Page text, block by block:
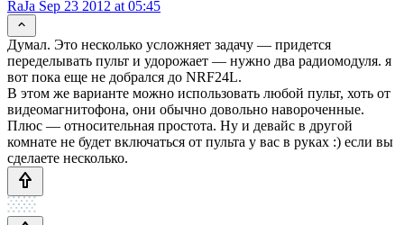
RaJa Sep 23 2012 at 05:45
Думал. Это несколько усложняет задачу — придется
переделывать пульт и удорожает — нужно два радиомодуля. я
вот пока еще не добрался до NRF24L.
В этом же варианте можно использовать любой пульт, хоть от
видеомагнитофона, они обычно довольно навороченные.
Плюс — относительная простота. Ну и девайс в другой
комнате не будет включаться от пульта у вас в руках :) если вы
сделаете несколько.